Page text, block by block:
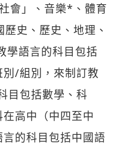
會」、音樂*、體育
史、歷史、地理、
學語言的科目包括
/組別，來制訂教
目包括數學、科
高中（中四至中
的科目包括中國語